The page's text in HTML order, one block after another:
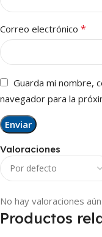
Valoraciones
No hay valoraciones aún.
Correo electrónico *
Guarda mi nombre,
navegador para la
Productos